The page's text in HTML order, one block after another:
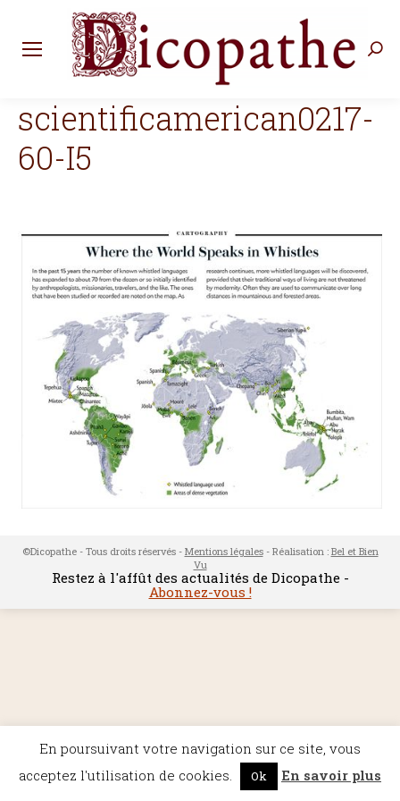
scientificamerican0217-
60-I5
©Dicopathe - Tous droits réservés - Mentions légales- Réalisation : Bel et Bien
Vu
Restez à l'affût des actualités de Dicopathe -
Abonnez-vous !
En poursuivant votre navigation sur ce site, vous
acceptez l'utilisation de cookies.
Ok En savoir plus